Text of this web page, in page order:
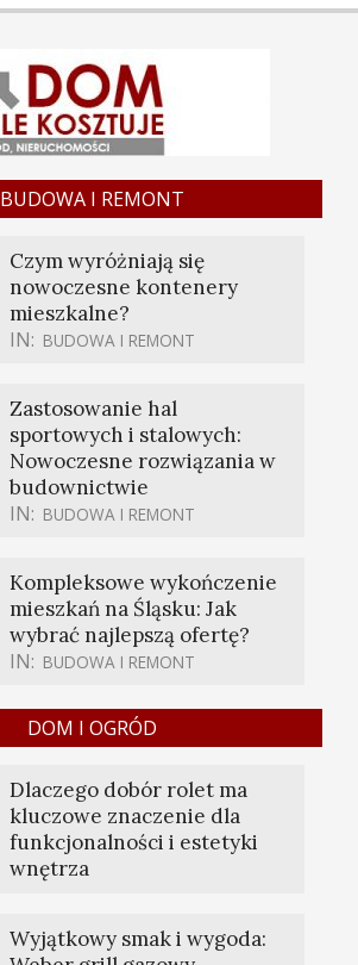
BUDOWA I REMONT
Czym wyróżniają się
nowoczesne kontenery
mieszkalne?
IN: BUDOWA I REMONT
Zastosowanie hal
sportowych i stalowych:
Nowoczesne rozwiązania w
budownictwie
IN: BUDOWA I REMONT
Kompleksowe wykończenie
mieszkań na Śląsku: Jak
wybrać najlepszą ofertę?
IN: BUDOWA I REMONT
DOM I OGRÓD
Dlaczego dobór rolet ma
kluczowe znaczenie dla
funkcjonalności i estetyki
wnętrza
Wyjątkowy smak i wygoda: